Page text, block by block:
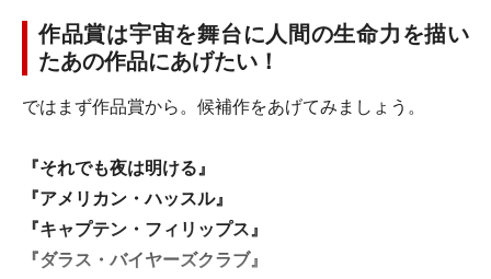
作品賞は宇宙を舞台に人間の生命力を描い
たあの作品にあげたい！
ではまず作品賞から。候補作をあげてみましょう。
『それでも夜は明ける』
『アメリカン・ハッスル』
『キャプテン・フィリップス』
『ダラス・バイヤーズクラブ』